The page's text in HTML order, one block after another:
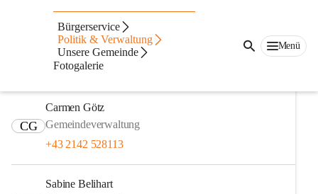
Bürgerservice
Politik & Verwaltung
Unsere Gemeinde
Fotogalerie
Menü
Gemeindeverwaltung
OAR Koller Romana
Amtsleiterin
CG
Carmen Götz
Gemeindeverwaltung
+43 2142 528113
Sabine Belihart